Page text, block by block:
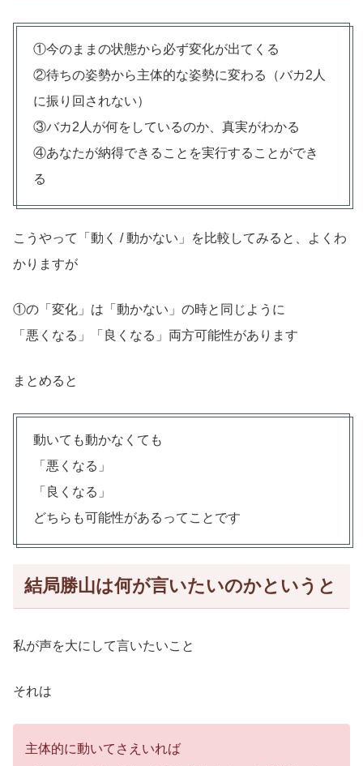
①今のままの状態から必ず変化が出てくる
②待ちの姿勢から主体的な姿勢に変わる（バカ2人
に振り回されない）
③バカ2人が何をしているのか、真実がわかる
④あなたが納得できることを実行することができ
る
こうやって「動く / 動かない」を比較してみると、よくわ
かりますが
①の「変化」は「動かない」の時と同じように
「悪くなる」「良くなる」両方可能性があります
まとめると
動いても動かなくても
「悪くなる」
「良くなる」
どちらも可能性があるってことです
結局勝山は何が言いたいのかというと
私が声を大にして言いたいこと
それは
主体的に動いてさえいれば